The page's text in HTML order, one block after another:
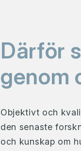
Därför
genom
Objektivt och
den senaste
och kunskap om